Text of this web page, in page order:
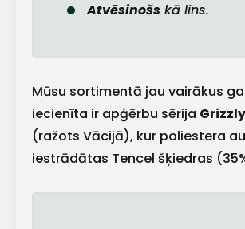
Atvēsinošs kā lins.
Mūsu sortimentā jau vairākus
iecienīta ir apģērbu sērija
(ražots Vācijā), kur poliestera
iestrādātas Tencel šķiedras
pēc
ātrāk
Vārds